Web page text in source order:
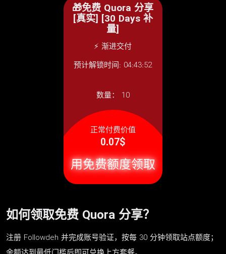
🎁免费 Quora 分享
[真实] [30 Days 补
量]
⚡ 渐进交付
预计解锁时间: 04:43:52
数量： 10
正常付费价值
0.07$
用免费额度领取
如何领取免费 Quora 分享？
注册 Followdeh 并完成账号验证，按每 30 分钟领取站点额度；